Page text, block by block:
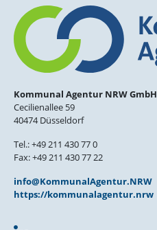
Kommunal Agentur NRW GmbH
Cecilienallee 59
40474 Düsseldorf
Tel.: +49 211 430 77 0
Fax: +49 211 430 77 22
info@KommunalAgentur.NRW
https://kommunalagentur.nrw